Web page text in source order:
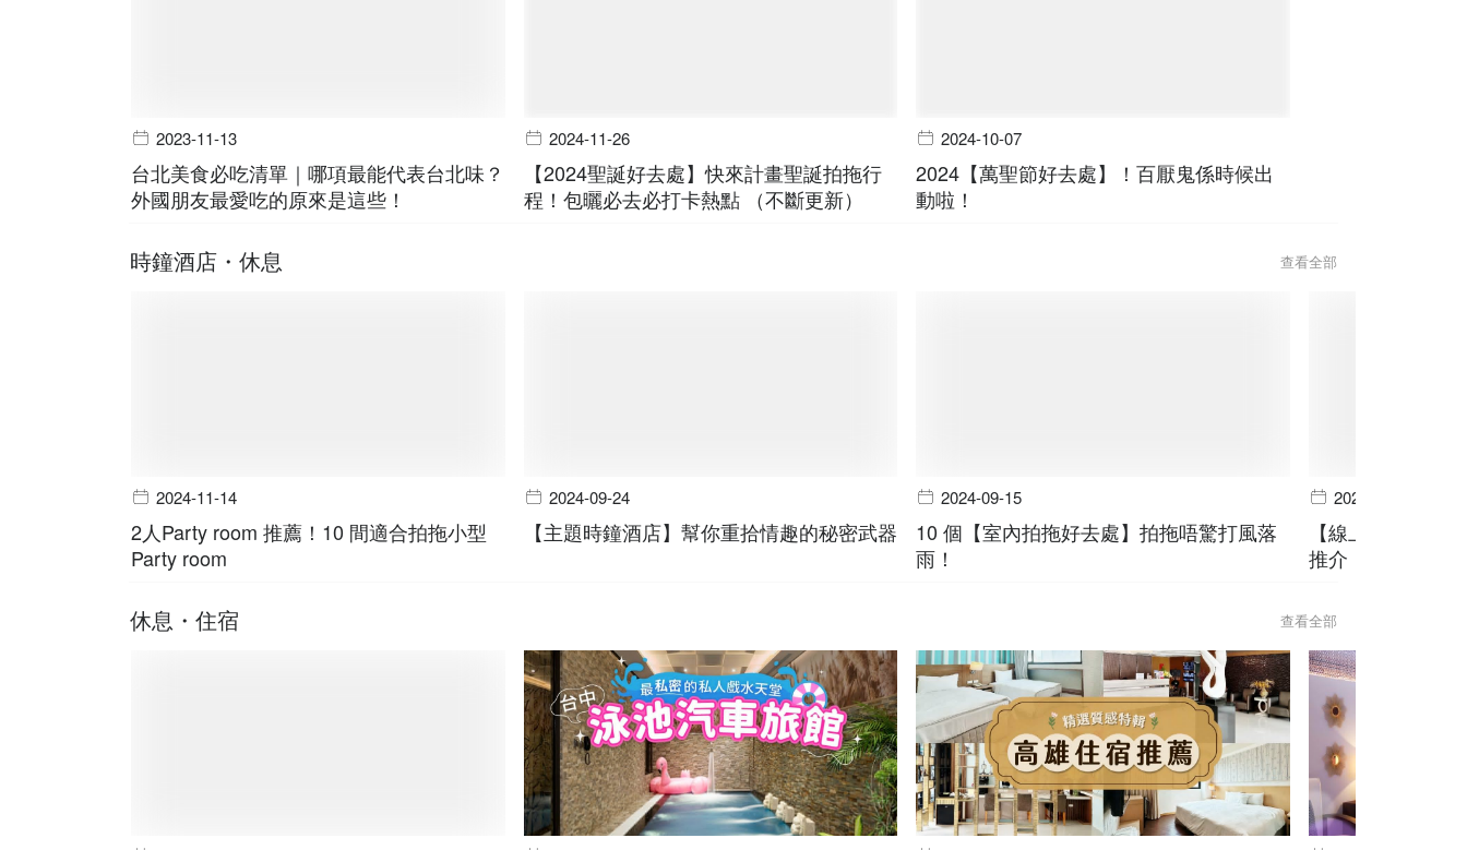
2023-11-13
台北美食必吃清單｜哪項最能代表台北味？
外國朋友最愛吃的原來是這些！
2024-11-26
【2024聖誕好去處】快來計畫聖誕拍拖行
程！包曬必去必打卡熱點 （不斷更新）
2024-10-07
2024【萬聖節好去處】！百厭鬼係時候出
動啦！
時鐘酒店・休息 查看全部
2024-11-14
2人Party room 推薦！10 間適合拍拖小型
Party room
2024-09-24
【主題時鐘酒店】幫你重拾情趣的秘密武器
2024-09-15
10 個【室內拍拖好去處】拍拖唔驚打風落
雨！
2024-06-19
【線上預訂】山
推介
休息・住宿 查看全部